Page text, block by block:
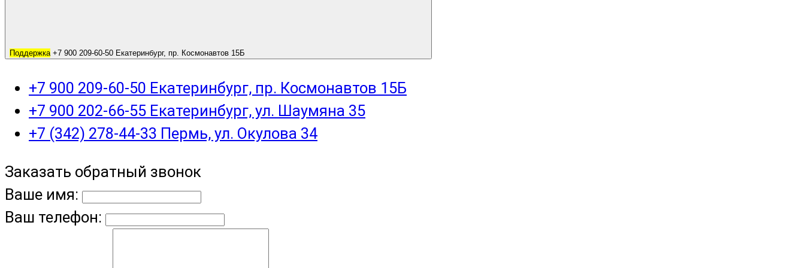
Поддержка +7 900 209-60-50 Екатеринбург, пр. Космонавтов 15Б
+7 900 209-60-50 Екатеринбург, пр. Космонавтов 15Б
+7 900 202-66-55 Екатеринбург, ул. Шаумяна 35
+7 (342) 278-44-33 Пермь, ул. Окулова 34
Заказать обратный звонок
Ваше имя:
Ваш телефон: